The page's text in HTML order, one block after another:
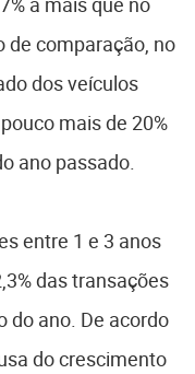
de comparação, no
dos veículos
mais de 20%
ano passado.
entre 1 e 3 anos
das transações
do ano. De acordo
do crescimento